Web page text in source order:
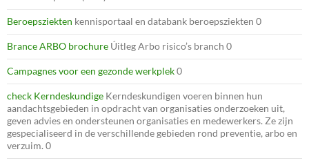
Beroepsziekten kennisportaal en databank beroepsziekten 0
Brance ARBO brochure Úitleg Arbo risico’s branch 0
Campagnes voor een gezonde werkplek0
check Kerndeskundige Kerndeskundigen voeren binnen hun
aandachtsgebieden in opdracht van organisaties onderzoeken uit,
geven advies en ondersteunen organisaties en medewerkers. Ze zijn
gespecialiseerd in de verschillende gebieden rond preventie, arbo en
verzuim. 0